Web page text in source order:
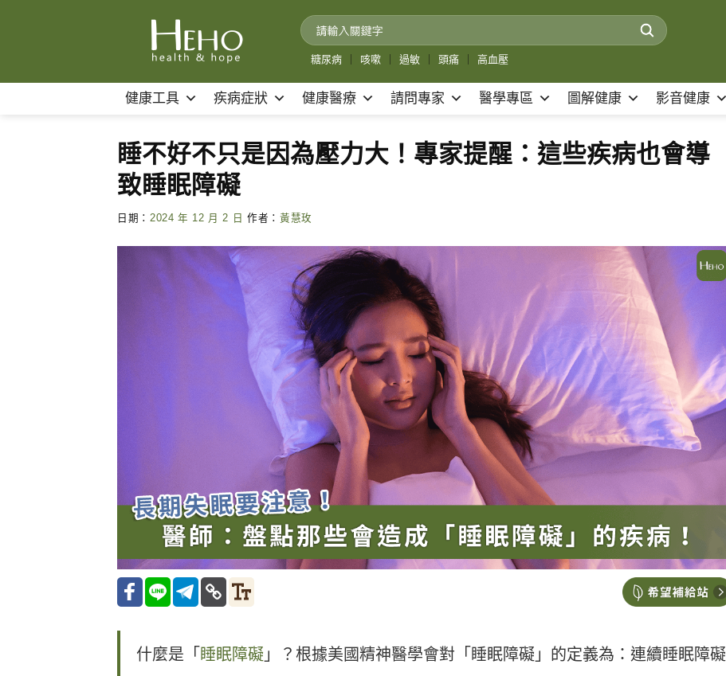
糖尿病 咳嗽 過敏 頭痛 高血壓
健康工具 疾病症狀 健康醫療 請問專家 醫學專區 圖解健康 影音健康
睡不好不只是因為壓力大！專家提醒：這些疾病也會導
致睡眠障礙
日期： 2024 年 12 月 2 日 作者： 黃慧玫
什麼是「 睡眠障礙 」？根據美國精神醫學會對「睡眠障礙」的定義為：連續睡眠障礙